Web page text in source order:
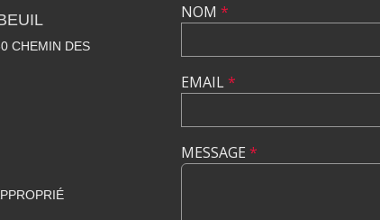
CHEMIN DES
NOM *
EMAIL*
MESSAGE *